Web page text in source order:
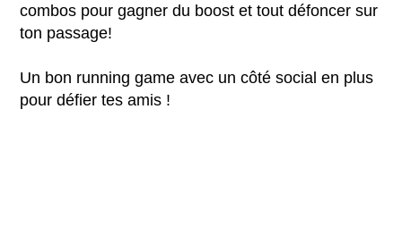
combos pour gagner du boost et tout défoncer sur
ton passage!
Un bon running game avec un côté social en plus
pour défier tes amis !